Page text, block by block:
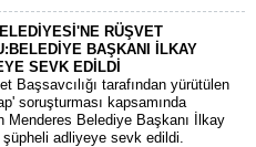
RÜŞVET
BAŞKANI İLKAY
SEVK EDİLDİ
Başsavcılığı tarafından yürütülen
soruşturması kapsamında
Menderes Belediye Başkanı İlkay
şüpheli adliyeye sevk edildi.